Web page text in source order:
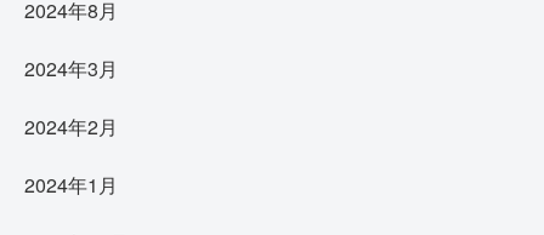
2024年8月
2024年3月
2024年2月
2024年1月